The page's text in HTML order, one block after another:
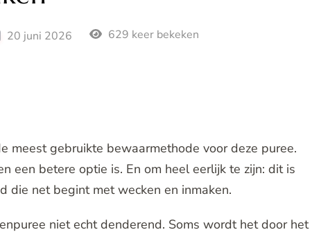
20 juni 2026 629 keer bekeken
meest gebruikte bewaarmethode voor deze puree.
een betere optie is. En om heel eerlijk te zijn: dit is
die net begint met wecken en inmaken.
niet echt denderend. Soms wordt het door het